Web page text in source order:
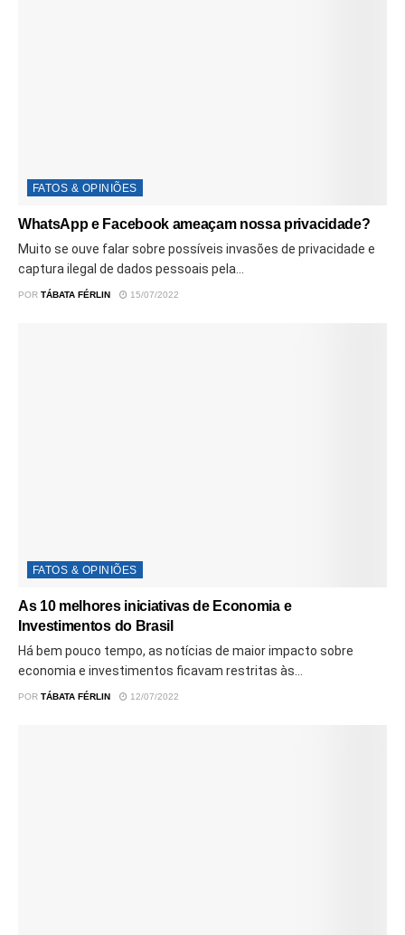
FATOS & OPINIÕES
WhatsApp e Facebook ameaçam nossa privacidade?
Muito se ouve falar sobre possíveis invasões de privacidade e
captura ilegal de dados pessoais pela...
POR TÁBATA FÉRLIN 15/07/2022
FATOS & OPINIÕES
As 10 melhores iniciativas de Economia e
Investimentos do Brasil
Há bem pouco tempo, as notícias de maior impacto sobre
economia e investimentos ficavam restritas às...
POR TÁBATA FÉRLIN 12/07/2022